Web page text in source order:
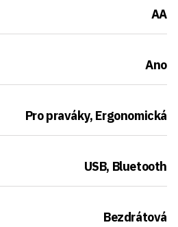
AA
Ano
Pro praváky, Ergonomická
USB, Bluetooth
Bezdrátová